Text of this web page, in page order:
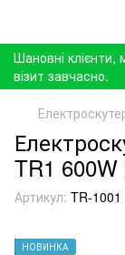
Шановні
візит завчасно.
TR1
Артикул: TR-1001
НОВИНКА